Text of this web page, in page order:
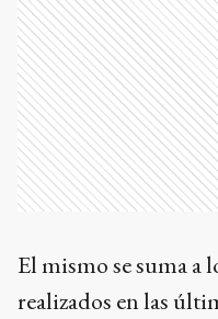
El mismo se suma a
realizados en las